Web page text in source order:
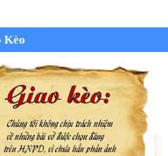
Kèo